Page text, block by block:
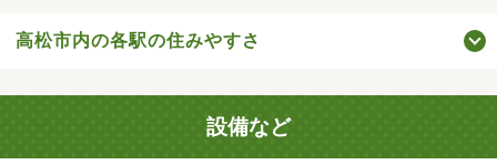
高松市内の各駅の住みやすさ
設備など